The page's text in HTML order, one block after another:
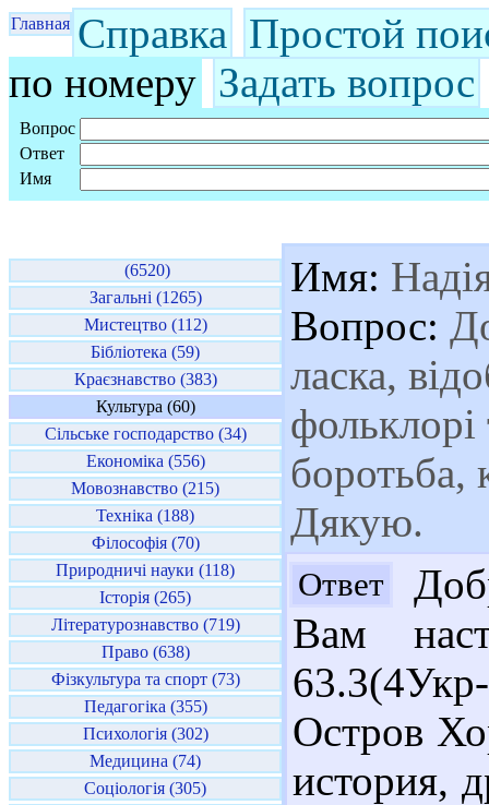
Главная Справка Простой
по номеру Задать вопрос
Вопрос
Ответ
Имя
(6520)
Загальні (1265)
Мистецтво (112)
Бібліотека (59)
Краєзнавство (383)
Культура (60)
Сільське господарство (34)
Економіка (556)
Мовознавство (215)
Техніка (188)
Філософія (70)
Природничі науки (118)
Історія (265)
Літературознавство (719)
Право (638)
Фізкультура та спорт (73)
Педагогіка (355)
Психологія (302)
Медицина (74)
Соціологія (305)
Имя:
Вопрос:
ласка,
боротьба,
Дякую.
Ответ
Вам
Остров
история,